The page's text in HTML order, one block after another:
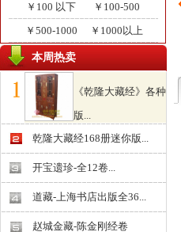
￥100 以下
￥100-500
￥500-1000
￥1000以上
本周热卖
《乾隆大藏经》各种
版...
￥0.000
乾隆大藏经168册迷你版...
开宝遗珍-全12卷...
道藏-上海书店出版全36...
赵城金藏-陈金刚经卷